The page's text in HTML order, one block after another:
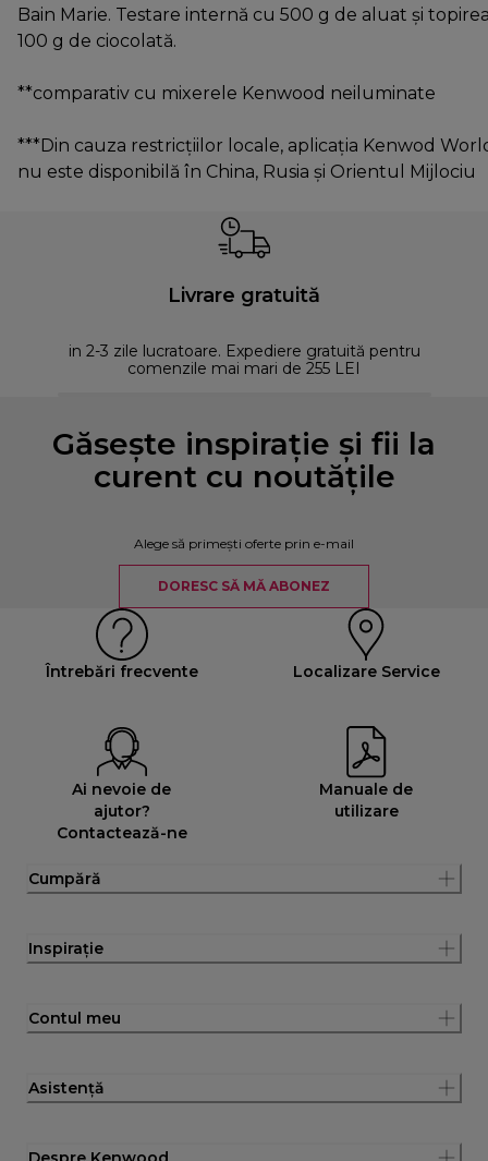
Bain Marie. Testare internă cu 500 g de aluat și
100 g de ciocolată.
**comparativ cu mixerele Kenwood neiluminate
***Din cauza restricțiilor locale, aplicația Kenwod
nu este disponibilă în China, Rusia și Orientul Mijlociu
Livrare gratuită
in 2-3 zile lucratoare. Expediere gratuită pentru
comenzile mai mari de 255 LEI
Găsește inspirație și fii la
curent cu noutățile
Alege să primești oferte prin e-mail
DORESC SĂ MĂ ABONEZ
Întrebări frecvente Localizare Service
Ai nevoie de
ajutor?
Contactează-ne
Manuale de
utilizare
Cumpără
Inspirație
Contul meu
Asistență